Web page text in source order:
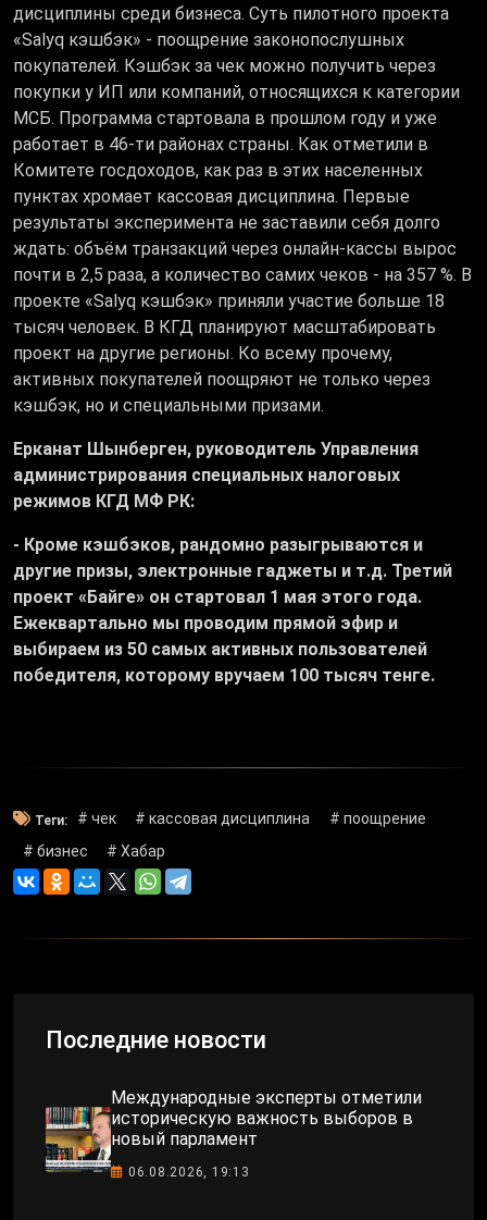
дисциплины среди бизнеса. Суть пилотного проекта
«Salyq кэшбэк» - поощрение законопослушных
покупателей. Кэшбэк за чек можно получить через
покупки у ИП или компаний, относящихся к категории
МСБ. Программа стартовала в прошлом году и уже
работает в 46-ти районах страны. Как отметили в
Комитете госдоходов, как раз в этих населенных
пунктах хромает кассовая дисциплина. Первые
результаты эксперимента не заставили себя долго
ждать: объём транзакций через онлайн-кассы вырос
почти в 2,5 раза, а количество самих чеков - на 357 %. В
проекте «Salyq кэшбэк» приняли участие больше 18
тысяч человек. В КГД планируют масштабировать
проект на другие регионы. Ко всему прочему,
активных покупателей поощряют не только через
кэшбэк, но и специальными призами.
Ерканат Шынберген, руководитель Управления
администрирования специальных налоговых
режимов КГД МФ РК:
- Кроме кэшбэков, рандомно разыгрываются и
другие призы, электронные гаджеты и т.д. Третий
проект «Байге» он стартовал 1 мая этого года.
Ежеквартально мы проводим прямой эфир и
выбираем из 50 самых активных пользователей
победителя, которому вручаем 100 тысяч тенге.
Теги: # чек # кассовая дисциплина
# поощрение
# бизнес
# Хабар
Последние новости
Международные эксперты отметили
историческую важность выборов в
новый парламент
06.08.2026, 19:13